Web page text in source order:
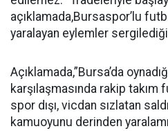
açıklamada,Bursaspor’lu
yaralayan eylemler
Açıklamada,”Bursa’da
karşılaşmasında rakip takım
spor dışı, vicdan sızlatan
kamuoyunu derinden